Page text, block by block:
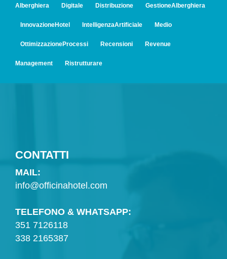
Alberghiera Digitale Distribuzione GestioneAlberghiera
InnovazioneHotel IntelligenzaArtificiale Medio
OttimizzazioneProcessi Recensioni Revenue
Management Ristrutturare
CONTATTI
MAIL:
info@officinahotel.com
TELEFONO & WHATSAPP:
351 7126118
338 2165387